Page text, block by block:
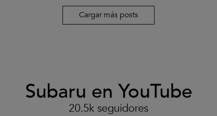
Cargar más posts
Subaru en YouTube
20.5k seguidores
aceptar